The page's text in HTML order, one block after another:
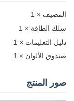
المضيف × 1
سلك الطاقة × 1
دليل التعليمات × 1
صندوق الألوان × 1
صور المنتج